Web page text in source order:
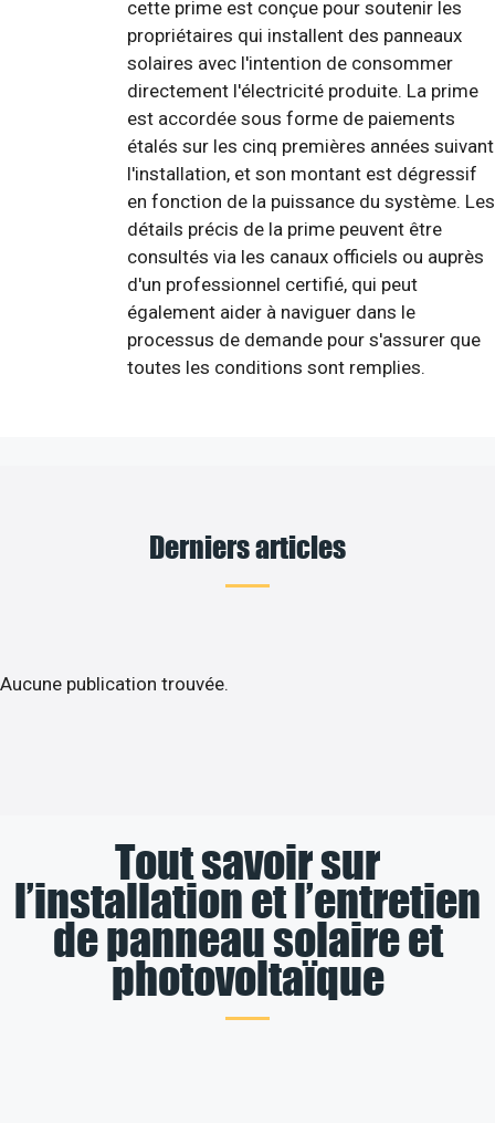
cette prime est conçue pour soutenir les
propriétaires qui installent des panneaux
solaires avec l'intention de consommer
directement l'électricité produite. La prime
est accordée sous forme de paiements
étalés sur les cinq premières années suivant
l'installation, et son montant est dégressif
en fonction de la puissance du système. Les
détails précis de la prime peuvent être
consultés via les canaux officiels ou auprès
d'un professionnel certifié, qui peut
également aider à naviguer dans le
processus de demande pour s'assurer que
toutes les conditions sont remplies.
Derniers articles
Aucune publication trouvée.
Tout savoir sur
l’installation et l’entretien
de panneau solaire et
photovoltaïque